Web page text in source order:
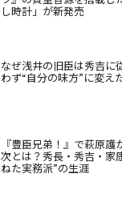
し時計」が新発売
なぜ浅井の旧臣は秀吉に
わず“自分の味方”に変え
『豊臣兄弟！』で萩原
次とは？秀長・秀吉・家
ねた実務派”の生涯